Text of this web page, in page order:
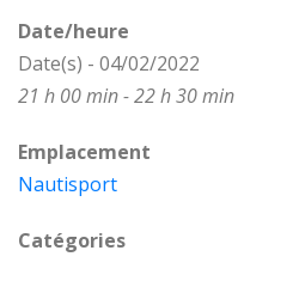
Date/heure
Date(s) - 04/02/2022
21 h 00 min - 22 h 30 min
Emplacement
Nautisport
Catégories